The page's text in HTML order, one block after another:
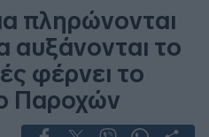
πληρώνονται
αυξάνονται το
φέρνει το
Παροχών